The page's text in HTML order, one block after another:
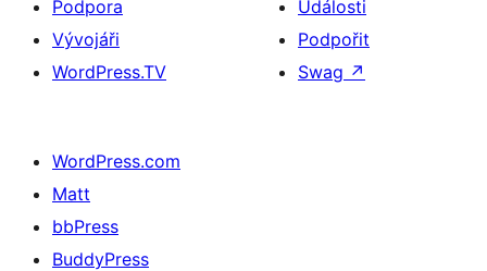
Podpora
Vývojáři
WordPress.TV
Události
Podpořit
Swag ↗
WordPress.com
Matt
bbPress
BuddyPress